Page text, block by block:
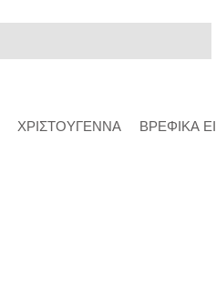
ΧΡΙΣΤΟΥΓΕΝΝΑ ΒΡΕΦΙΚΑ